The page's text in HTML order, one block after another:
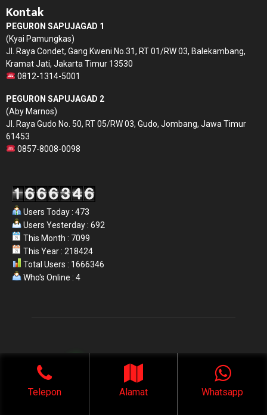
Kontak
PEGURON SAPUJAGAD 1
(Kyai Pamungkas)
Jl. Raya Condet, Gang Kweni No.31, RT 01/RW 03, Balekambang,
Kramat Jati, Jakarta Timur 13530
0812-1314-5001
PEGURON SAPUJAGAD 2
(Aby Marnos)
Jl. Raya Gudo No. 50, RT 05/RW 03, Gudo, Jombang, Jawa Timur
61453
0857-8008-0098
Users Today : 473
Users Yesterday : 692
This Month : 7099
This Year : 218424
Total Users : 1666346
Who's Online : 4
Telepon Alamat Whatsapp